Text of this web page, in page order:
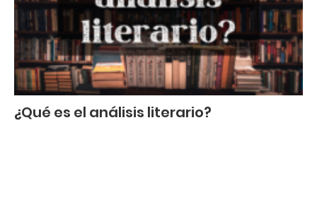
¿Qué es el análisis literario?